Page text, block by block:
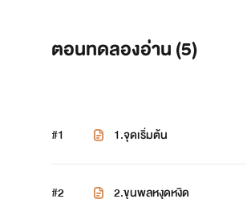
ตอนทดลองอ่าน (5)
#1 1.จุดเริ่มต้น
#2 2.ขุนพลหงุดหงิด